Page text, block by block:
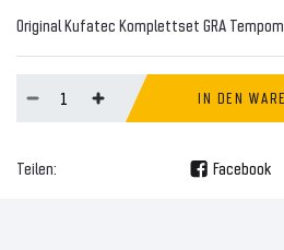
Original Kufatec Komplettset GRA
IN DEN
Teilen: Facebook